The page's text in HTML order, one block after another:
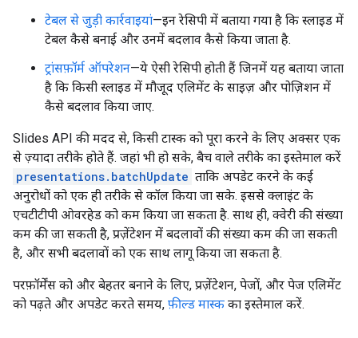
टेबल से जुड़ी कार्रवाइयां—इन रेसिपी में बताया गया है कि स्लाइड में
टेबल कैसे बनाई और उनमें बदलाव कैसे किया जाता है.
ट्रांसफ़ॉर्म ऑपरेशन—ये ऐसी रेसिपी होती हैं जिनमें यह बताया जाता
है कि किसी स्लाइड में मौजूद एलिमेंट के साइज़ और पोज़िशन में
कैसे बदलाव किया जाए.
Slides API की मदद से, किसी टास्क को पूरा करने के लिए अक्सर एक
से ज़्यादा तरीके होते हैं. जहां भी हो सके, बैच वाले तरीके का इस्तेमाल करें
presentations.batchUpdate ताकि अपडेट करने के कई
अनुरोधों को एक ही तरीके से कॉल किया जा सके. इससे क्लाइंट के
एचटीटीपी ओवरहेड को कम किया जा सकता है. साथ ही, क्वेरी की संख्या
कम की जा सकती है, प्रज़ेंटेशन में बदलावों की संख्या कम की जा सकती
है, और सभी बदलावों को एक साथ लागू किया जा सकता है.
परफ़ॉर्मेंस को और बेहतर बनाने के लिए, प्रज़ेंटेशन, पेजों, और पेज एलिमेंट
को पढ़ते और अपडेट करते समय, फ़ील्ड मास्क का इस्तेमाल करें.